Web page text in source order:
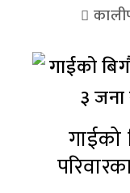
गाईको